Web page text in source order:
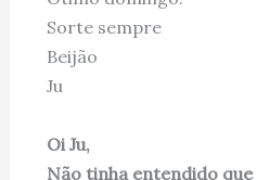
Sorte sempre
Beijão
Ju
Oi Ju,
Não tinha entendido